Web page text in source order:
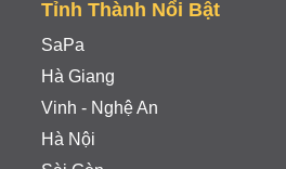
Tỉnh Thành Nổi Bật
SaPa
Hà Giang
Vinh - Nghệ An
Hà Nội